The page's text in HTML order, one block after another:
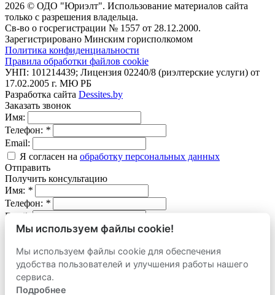
2026 © ОДО "Юриэлт". Использование материалов сайта
только с разрешения владельца.
Св-во о госрегистрации № 1557 от 28.12.2000.
Зарегистрировано Минским горисполкомом
Политика конфиденциальности
Правила обработки файлов cookie
УНП: 101214439; Лицензия 02240/8 (риэлтерские услуги) от
17.02.2005 г. МЮ РБ
Разработка сайта Dessites.by
Заказать звонок
Имя:
Телефон: *
Email:
Я согласен на обработку персональных данных
Отправить
Получить консультацию
Имя: *
Телефон: *
Email:
Я согласен наобработку персональных данных
Отправить
Оставить заявку
продать
Мы используем файлы cookie!
Мы используем файлы cookie для обеспечения
удобства пользователей и улучшения работы нашего
сервиса.
Подробнее